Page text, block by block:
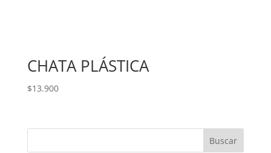
CHATA PLÁSTICA
$13.900